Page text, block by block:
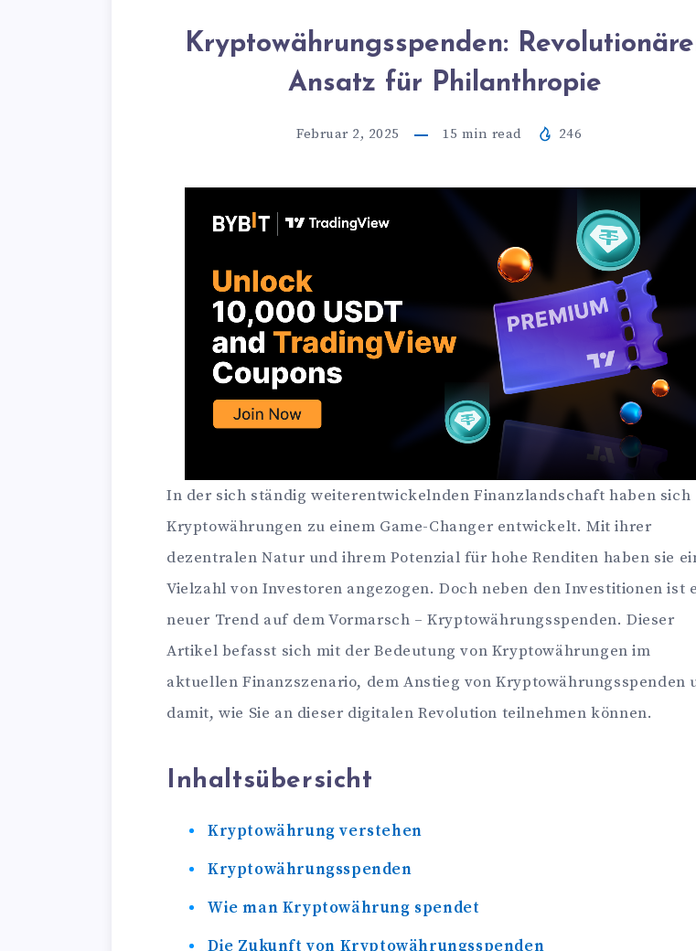
Kryptowährungsspenden:
Ansatz für Philanthropie
Februar 2, 2025 15 min read 246
In der sich ständig weiterentwickelnden Finanzlandschaft haben sich
Kryptowährungen zu einem Game-Changer entwickelt. Mit ihrer
dezentralen Natur und ihrem Potenzial für hohe Renditen haben sie
Vielzahl von Investoren angezogen. Doch neben den Investitionen ist
neuer Trend auf dem Vormarsch – Kryptowährungsspenden. Dieser
Artikel befasst sich mit der Bedeutung von Kryptowährungen im
aktuellen Finanzszenario, dem Anstieg von Kryptowährungsspenden
damit, wie Sie an dieser digitalen Revolution teilnehmen können.
Inhaltsübersicht
Kryptowährung verstehen
Kryptowährungsspenden
Wie man Kryptowährung spendet
Die Zukunft von Kryptowährungsspenden